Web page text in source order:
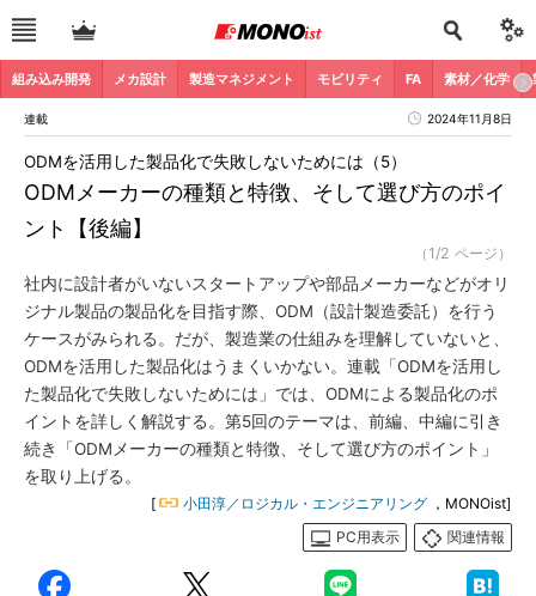
組み込み開発 メカ設計 製造マネジメント モビリティ FA 素材／化学
連載 2024年11月8日
ODMメーカーの種類と特徴、そして選び方のポイ
ント【後編】
ODMを活用した製品化で失敗しないためには（5）
（1/2 ページ）
社内に設計者がいないスタートアップや部品メーカーなどがオリ
ジナル製品の製品化を目指す際、ODM（設計製造委託）を行う
ケースがみられる。だが、製造業の仕組みを理解していないと、
ODMを活用した製品化はうまくいかない。連載「ODMを活用し
た製品化で失敗しないためには」では、ODMによる製品化のポ
イントを詳しく解説する。第5回のテーマは、前編、中編に引き
続き「ODMメーカーの種類と特徴、そして選び方のポイント」
を取り上げる。
[ 小田淳／ロジカル・エンジニアリング ，MONOist]
PC用表示
関連情報